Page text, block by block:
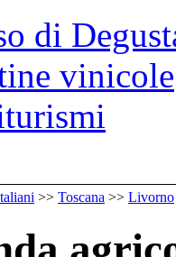
di
vinicole
>> Toscana >> Livorno